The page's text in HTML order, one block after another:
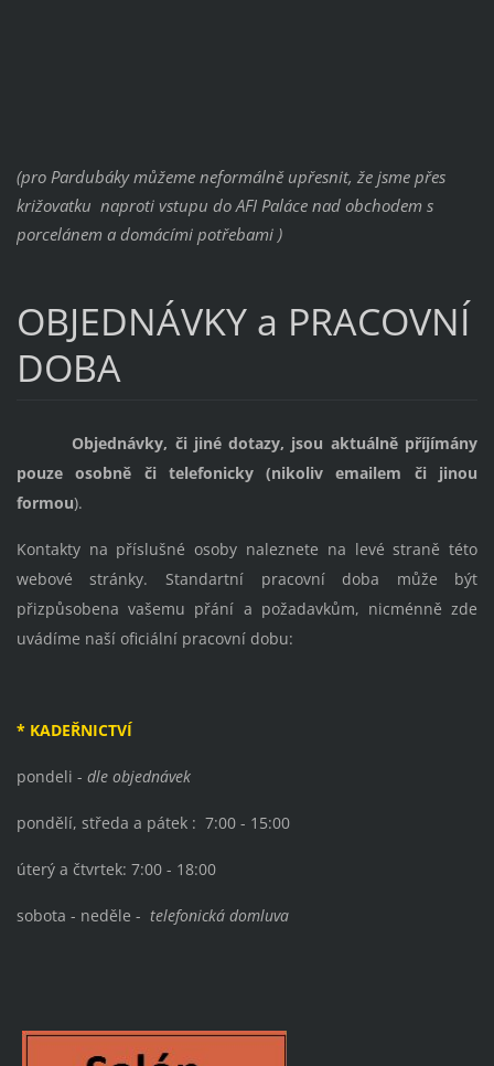
(pro Pardubáky můžeme neformálně upřesnit, že jsme přes
križovatku naproti vstupu do AFI Paláce nad obchodem s
porcelánem a domácími potřebami )
OBJEDNÁVKY a PRACOVNÍ
DOBA
Objednávky, či jiné dotazy, jsou aktuálně příjímány
pouze osobně či telefonicky (nikoliv emailem či jinou
formou).
Kontakty na příslušné osoby naleznete na levé straně této
webové stránky. Standartní pracovní doba může být
přizpůsobena vašemu přání a požadavkům, nicménně zde
uvádíme naší oficiální pracovní dobu:
* KADEŘNICTVÍ
pondeli - dle objednávek
pondělí, středa a pátek : 7:00 - 15:00
úterý a čtvrtek: 7:00 - 18:00
sobota - neděle - telefonická domluva